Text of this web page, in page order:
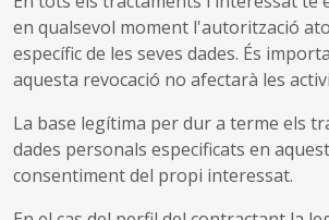
en qualsevol moment l'autorització
específic de les seves dades. És
aquesta revocació no afectarà les
La base legítima per dur a terme els
dades personals especificats en
consentiment del propi interessat.